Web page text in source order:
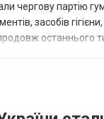
чергову партію
засобів